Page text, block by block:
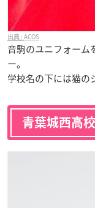
ACOS
音駒のユニフォーム
ー。
学校名の下には猫の
青葉城西高校